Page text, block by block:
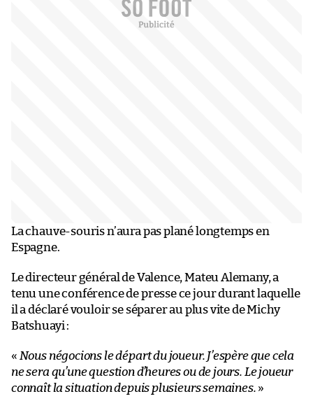
La chauve-souris n’aura pas plané longtemps en
Espagne.
Le directeur général de Valence, Mateu Alemany, a
tenu une conférence de presse ce jour durant laquelle
il a déclaré vouloir se séparer au plus vite de Michy
Batshuayi :
« Nous négocions le départ du joueur. J’espère que cela
ne sera qu’une question d’heures ou de jours. Le joueur
connaît la situation depuis plusieurs semaines. »